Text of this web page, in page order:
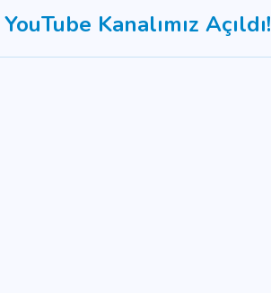
YouTube Kanalımız Açıldı!